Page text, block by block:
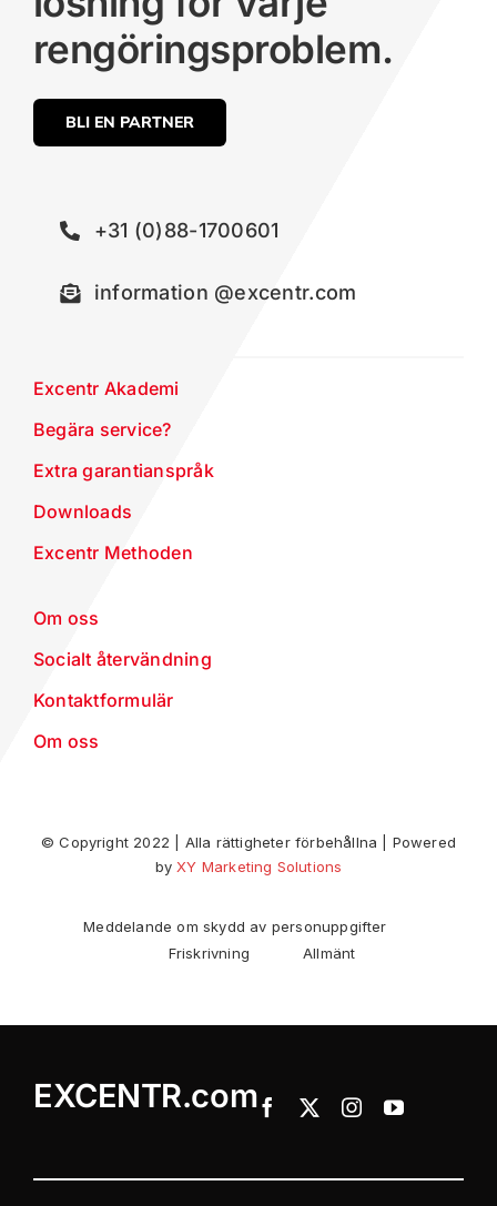
rengöringsproblem.
BLI EN PARTNER
+31 (0)88-1700601
information @excentr.com
Excentr Akademi
Begära service?
Extra garantianspråk
Downloads
Excentr Methoden
Om oss
Socialt återvändning
Kontaktformulär
Om oss
© Copyright 2022 | Alla rättigheter förbehållna | Powered
byXY Marketing Solutions
Meddelande om skydd av personuppgifter
Friskrivning
Allmänt
EXCENTR.com